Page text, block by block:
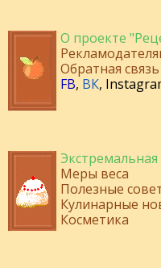
О проекте
Обратная связь
FB, ВК,
Меры веса
Полезные
Кулинарные
Косметика